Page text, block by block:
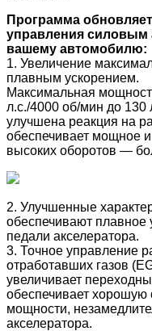
Программа
управления силовым
вашему автомобилю:
1. Увеличение
плавным ускорением.
Максимальная
л.с./4000 об/мин до
улучшена реакция на
обеспечивает мощное
высоких оборотов —
2. Улучшенные
обеспечивают плавное
педали акселератора.
3. Точное управление
отработавших газов
увеличивает
обеспечивает хорошую
мощности,
акселератора.